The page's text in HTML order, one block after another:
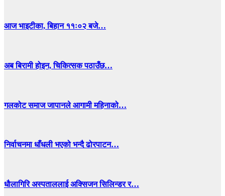
आज भाइटीका, बिहान ११ः०२ बजे…
अब बिरामी होइन, चिकित्सक पठाउँछ…
गलकोट समाज जापानले आगामी महिनाको…
निर्वाचनमा धाँधली भएको भन्दै ढोरपाटन…
धाैलागिरि अस्पताललाई अक्सिजन सिलिन्डर र…